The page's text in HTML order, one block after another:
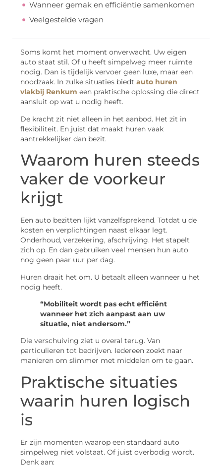
Wanneer gemak en efficiëntie samenkomen
Veelgestelde vragen
Soms komt het moment onverwacht. Uw eigen
auto staat stil. Of u heeft simpelweg meer ruimte
nodig. Dan is tijdelijk vervoer geen luxe, maar een
noodzaak. In zulke situaties biedt auto huren
vlakbij Renkum een praktische oplossing die direct
aansluit op wat u nodig heeft.
De kracht zit niet alleen in het aanbod. Het zit in
flexibiliteit. En juist dat maakt huren vaak
aantrekkelijker dan bezit.
Waarom huren steeds
vaker de voorkeur
krijgt
Een auto bezitten lijkt vanzelfsprekend. Totdat u de
kosten en verplichtingen naast elkaar legt.
Onderhoud, verzekering, afschrijving. Het stapelt
zich op. En dan gebruiken veel mensen hun auto
nog geen paar uur per dag.
Huren draait het om. U betaalt alleen wanneer u het
nodig heeft.
“Mobiliteit wordt pas echt efficiënt
wanneer het zich aanpast aan uw
situatie, niet andersom.”
Die verschuiving ziet u overal terug. Van
particulieren tot bedrijven. Iedereen zoekt naar
manieren om slimmer met middelen om te gaan.
Praktische situaties
waarin huren logisch
is
Er zijn momenten waarop een standaard auto
simpelweg niet volstaat. Of juist overbodig wordt.
Denk aan: